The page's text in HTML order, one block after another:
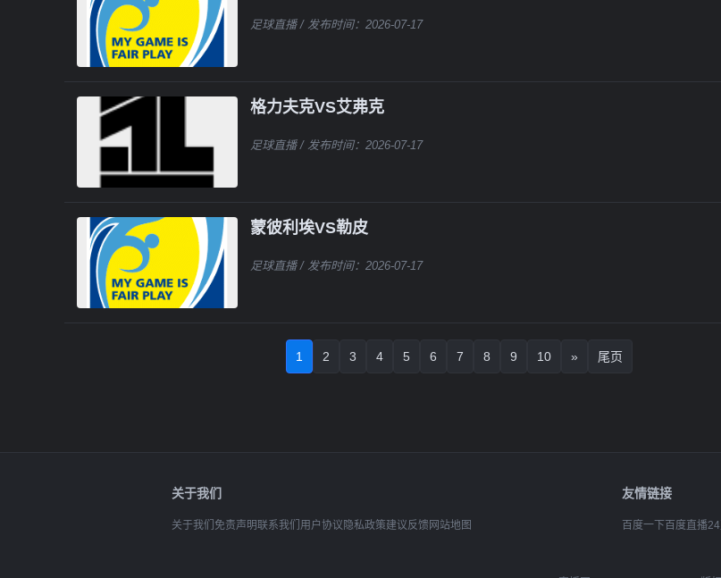
足球直播/ 发布时间：2026-07-17
格力夫克VS艾弗克
足球直播/ 发布时间：2026-07-17
蒙彼利埃VS勒皮
足球直播/ 发布时间：2026-07-17
1 2 3 4 5 6 7 8 9 10 » 尾页
关于我们
关于我们 免责声明联系我们 用户协议 隐私政策建议反馈网站地图
友情链接
百度一下 百度直播